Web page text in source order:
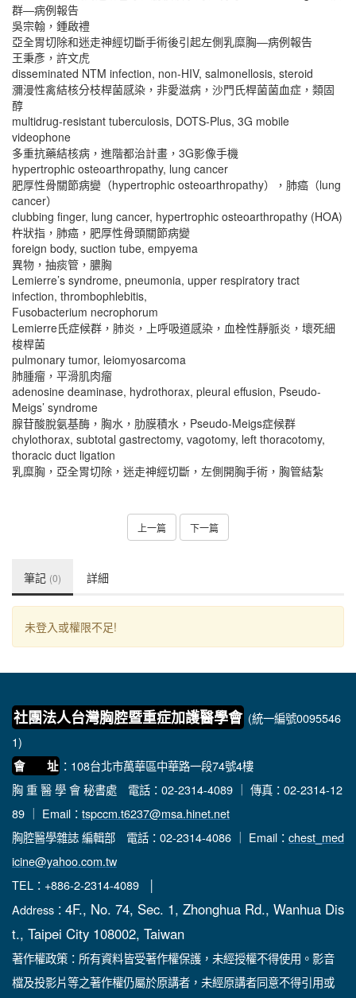
群―病例報告
吳宗翰，鍾啟禮
亞全胃切除和迷走神經切斷手術後引起左側乳糜胸―病例報告
王秉彥，許文虎
disseminated NTM infection, non-HIV, salmonellosis, steroid
瀰漫性禽結核分枝桿菌感染，非愛滋病，沙門氏桿菌菌血症，類固
醇
multidrug-resistant tuberculosis, DOTS-Plus, 3G mobile
videophone
多重抗藥結核病，進階都治計畫，3G影像手機
hypertrophic osteoarthropathy, lung cancer
肥厚性骨關節病變（hypertrophic osteoarthropathy），肺癌（lung
cancer）
clubbing finger, lung cancer, hypertrophic osteoarthropathy (HOA)
杵狀指，肺癌，肥厚性骨頭關節病變
foreign body, suction tube, empyema
異物，抽痰管，膿胸
Lemierre’s syndrome, pneumonia, upper respiratory tract
infection, thrombophlebitis,
Fusobacterium necrophorum
Lemierre氏症候群，肺炎，上呼吸道感染，血栓性靜脈炎，壞死細
梭桿菌
pulmonary tumor, leiomyosarcoma
肺腫瘤，平滑肌肉瘤
adenosine deaminase, hydrothorax, pleural effusion, Pseudo-
Meigs’ syndrome
腺苷酸脫氨基酶，胸水，肋膜積水，Pseudo-Meigs症候群
chylothorax, subtotal gastrectomy, vagotomy, left thoracotomy,
thoracic duct ligation
乳糜胸，亞全胃切除，迷走神經切斷，左側開胸手術，胸管結紮
上一篇 下一篇
筆記 (0) 詳細
未登入或權限不足!
社團法人台灣胸腔暨重症加護醫學會 (統一編號0095546
1)
會 址 ：108台北市萬華區中華路一段74號4樓
胸 重 醫 學 會 秘書處 電話：02-2314-4089 ｜ 傳真：02-2314-12
89 ｜ Email： tspccm.t6237@msa.hinet.net
胸腔醫學雜誌 編輯部 電話：02-2314-4086 ｜ Email： chest_med
icine@yahoo.com.tw
TEL：+886-2-2314-4089 │
Address： 4F., No. 74, Sec. 1, Zhonghua Rd., Wanhua Dis
t., Taipei City 108002, Taiwan
著作權政策：所有資料皆受著作權保護，未經授權不得使用。影音
檔及投影片等之著作權仍屬於原講者，未經原講者同意不得引用或